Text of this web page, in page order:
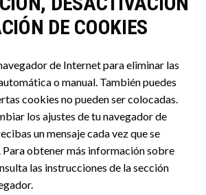
DE COOKIES
de Internet para eliminar las
o manual. También puedes
cookies no pueden ser colocadas.
los ajustes de tu navegador de
un mensaje cada vez que se
Para obtener más información sobre
las instrucciones de la sección